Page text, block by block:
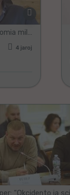
Rusio vs. Okcidento: la ekonomia milito nur komenciĝas. Unuaj rezultoj (Subtitoloj en Esperanto)
4 jaroj
Politiko
k
Ekonomio